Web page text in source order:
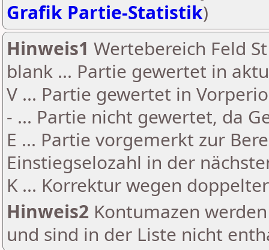
Grafik Partie-Statistik)
Hinweis1 Wertebereich Feld
blank ... Partie gewertet in
V ... Partie gewertet in
- ... Partie nicht gewertet, da
E ... Partie vorgemerkt zur
Einstiegselozahl in der
K ... Korrektur wegen
Hinweis2 Kontumazen
und sind in der Liste nicht